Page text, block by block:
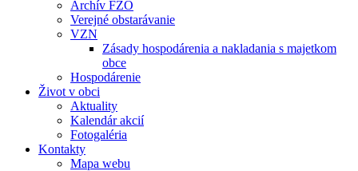
Archív FZO
Verejné obstarávanie
VZN
Zásady hospodárenia a nakladania s majetkom
obce
Hospodárenie
Život v obci
Aktuality
Kalendár akcií
Fotogaléria
Kontakty
Mapa webu